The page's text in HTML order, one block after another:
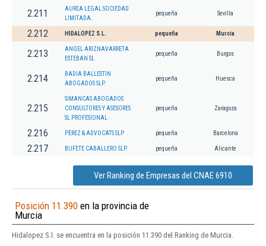
2.211
AUREA LEGAL SOCIEDAD
LIMITADA.
pequeña Sevilla
2.212 HIDALOPEZ S.L. pequeña Murcia
2.213
ANGEL ARIZNAVARRETA
ESTEBAN SL
pequeña Burgos
2.214
BADIA BALLESTIN
ABOGADOS SLP.
pequeña Huesca
2.215
SIMANCAS ABOGADOS
CONSULTORES Y ASESORES
SL PROFESIONAL
pequeña Zaragoza
2.216 PEREZ & ADVOCATS SLP pequeña Barcelona
2.217 BUFETE CABALLERO SLP. pequeña Alicante
Ver Ranking de Empresas del CNAE 6910
Posición 11.390 en la provincia de
Murcia
Hidalopez S.l. se encuentra en la posición 11.390 del Ranking de Murcia.